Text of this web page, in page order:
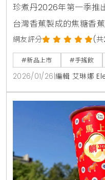
珍煮丹2026年第一季推
台灣香蕉製成的焦糖香
香蕉奶青與香蕉可可奶
蘭紅茶與純可可鮮奶，
味，全台門市同步上市。
網友評分 (
#新品上市 #手搖飲
2026/01/26 編輯 艾琳娜